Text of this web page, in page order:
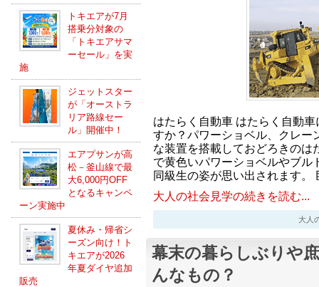
トキエアが7月
搭乗分対象の
「トキエアサマ
ーセール」を実
施
ジェットスター
が「オーストラ
リア路線セー
ル」開催中！
エアプサンが高
松－釜山線で最
大6,000円OFF
となるキャンペ
ーン実施中
夏休み・帰省シ
ーズン向け！ト
キエアが2026
年夏ダイヤ追加
販売
はたらく自動車 はたらく自動
すか？パワーショベル、クレ
な装置を搭載しておどろきのは
で黄色いパワーショベルやブル
同級生の姿が思い出されます
大人の社会見学の続きを読む...
大人
幕末の暮らしぶりや
んなもの？